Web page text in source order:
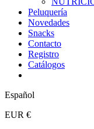
Peluquería
Novedades
Snacks
Contacto
Registro
Catálogos
Español
EUR €